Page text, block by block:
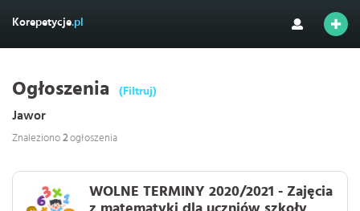
Korepetycje.pl
Ogłoszenia (Filtruj)
Jawor
Znaleziono 2ogłoszenia
WOLNE TERMINY 2020/2021 - Zajęcia